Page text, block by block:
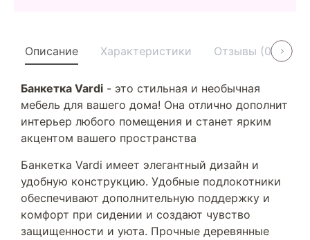
Описание Характеристики Отзывы (0)
Банкетка Vardi - это стильная и необычная
мебель для вашего дома! Она отлично дополнит
интерьер любого помещения и станет ярким
акцентом вашего пространства
Банкетка Vardi имеет элегантный дизайн и
удобную конструкцию. Удобные подлокотники
обеспечивают дополнительную поддержку и
комфорт при сидении и создают чувство
защищенности и уюта. Прочные деревянные